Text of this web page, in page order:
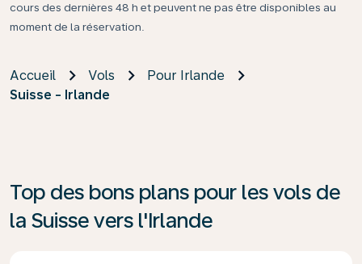
cours des dernières 48 h et peuvent ne pas être disponibles au
moment de la réservation.
Accueil Vols
Pour Irlande
Suisse - Irlande
Top des bons plans pour les vols de
la Suisse vers l'Irlande